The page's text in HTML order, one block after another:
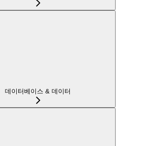
데이터베이스 & 데이터